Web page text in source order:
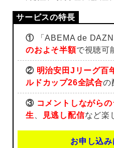
①「ABEMA de
のおよそ半額で視聴可
② 明治安田Jリーグ百
ルドカップ26全試合の
③ コメントしながら
生
見逃し配信など楽
お申し込み